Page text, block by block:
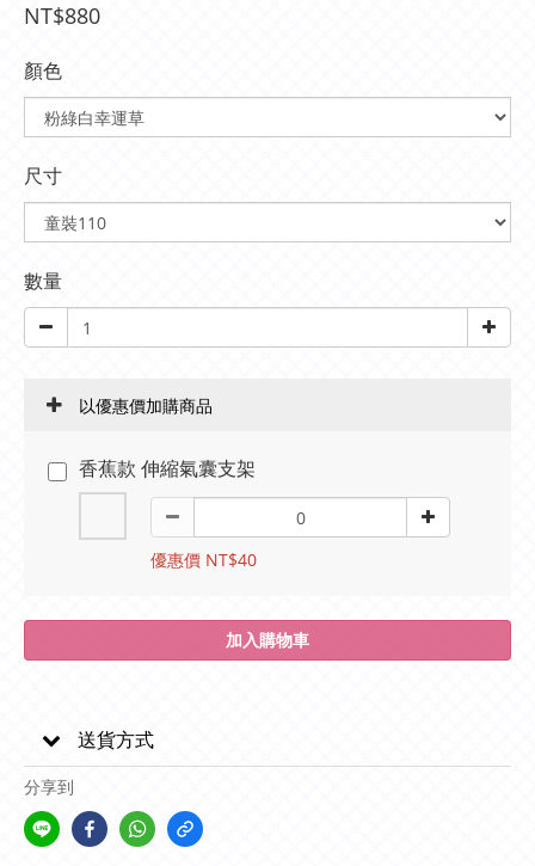
NT$880
顏色
尺寸
數量
以優惠價加購商品
香蕉款 伸縮氣囊支架
優惠價 NT$40
加入購物車
送貨方式
分享到